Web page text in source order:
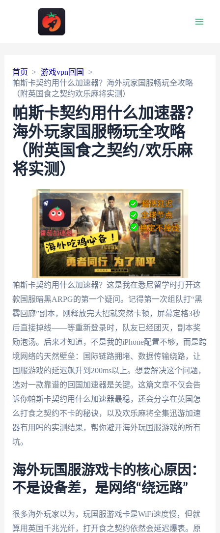
首页
游戏vpn回国
帕斯卡契约用什么加速器？海外玩家国服畅玩全攻略
（附英国食之契约欢乐麻将实测）
帕斯卡契约用什么加速器？
海外玩家国服畅玩全攻略
（附英国食之契约/欢乐麻
将实测）
帕斯卡契约用什么加速器？这是我在悉尼留学时打开这
款国服暗黑ARPG的第一个疑问。记得第一次组队打“黑
雾回廊”副本，刚释放完大招就突然卡顿，屏幕定格3秒
后直接掉线——等重新登录时，队友已经团灭，副本奖
励泡汤。后来才知道，不是我的iPhone配置不够，而是跨
境网络的天然壁垒：国际链路拥堵、数据传输绕路，让
国服游戏的延迟飙升到200ms以上。想要解决这个问题，
选对一款靠谱的回国加速器是关键。这篇文章不仅会告
诉你帕斯卡契约用什么加速器最稳，还会分享在英国怎
么打食之契约不卡的秘诀，以及欢乐麻将全集迅游加速
器有用吗的实测结果，帮你避开海外玩国服游戏的所有
坑。
海外玩国服游戏卡的核心原因：
不是设备差，是网络“绕远路”
很多海外玩家以为，玩国服游戏卡是WiFi速度慢，但就
算用英国千兆光纤，打开食之契约依然会延迟爆表。原